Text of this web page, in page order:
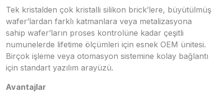
Tek kristalden çok kristalli silikon brick’lere, büyütülmüş
wafer’lardan farklı katmanlara veya metalizasyona
sahip wafer’ların proses kontrolüne kadar çeşitli
numunelerde lifetime ölçümleri için esnek OEM ünitesi.
Birçok işleme veya otomasyon sistemine kolay bağlantı
için standart yazılım arayüzü.
Avantajlar